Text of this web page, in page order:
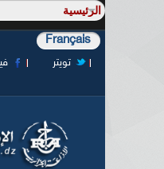
Français
تويتر